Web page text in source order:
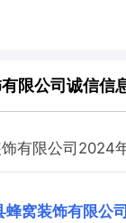
限公司诚信信
有限公司2024
蜂窝装饰有限公司